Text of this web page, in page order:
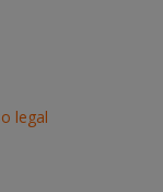
legal